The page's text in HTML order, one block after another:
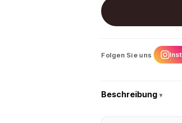
Folgen Sie uns
Beschreibung▾